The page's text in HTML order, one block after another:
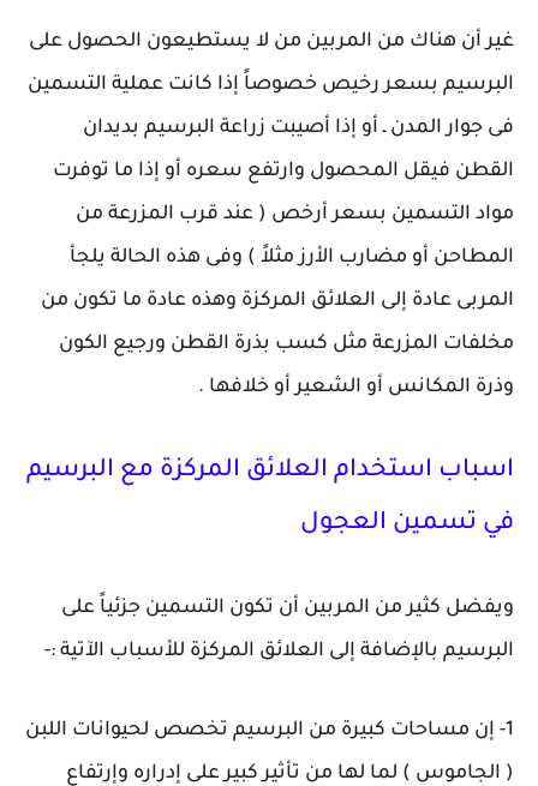
غير أن هناك من المربين من لا يستطيعون الحصول على
البرسيم بسعر رخيص خصوصاً إذا كانت عملية التسمين
فى جوار المدن ـ أو إذا أصيبت زراعة البرسيم بديدان
القطن فيقل المحصول وارتفع سعره أو إذا ما توفرت
مواد التسمين بسعر أرخص ( عند قرب المزرعة من
المطاحن أو مضارب الأرز مثلاً ) وفى هذه الحالة يلجأ
المربى عادة إلى العلائق المركزة وهذه عادة ما تكون من
مخلفات المزرعة مثل كسب بذرة القطن ورجيع الكون
وذرة المكانس أو الشعير أو خلافها .
اسباب استخدام العلائق المركزة مع البرسيم
في تسمين العجول
ويفضل كثير من المربين أن تكون التسمين جزئياً على
البرسيم بالإضافة إلى العلائق المركزة للأسباب الآتية :-
1- إن مساحات كبيرة من البرسيم تخصص لحيوانات اللبن
( الجاموس ) لما لها من تأثير كبير على إدراره وإرتفاع